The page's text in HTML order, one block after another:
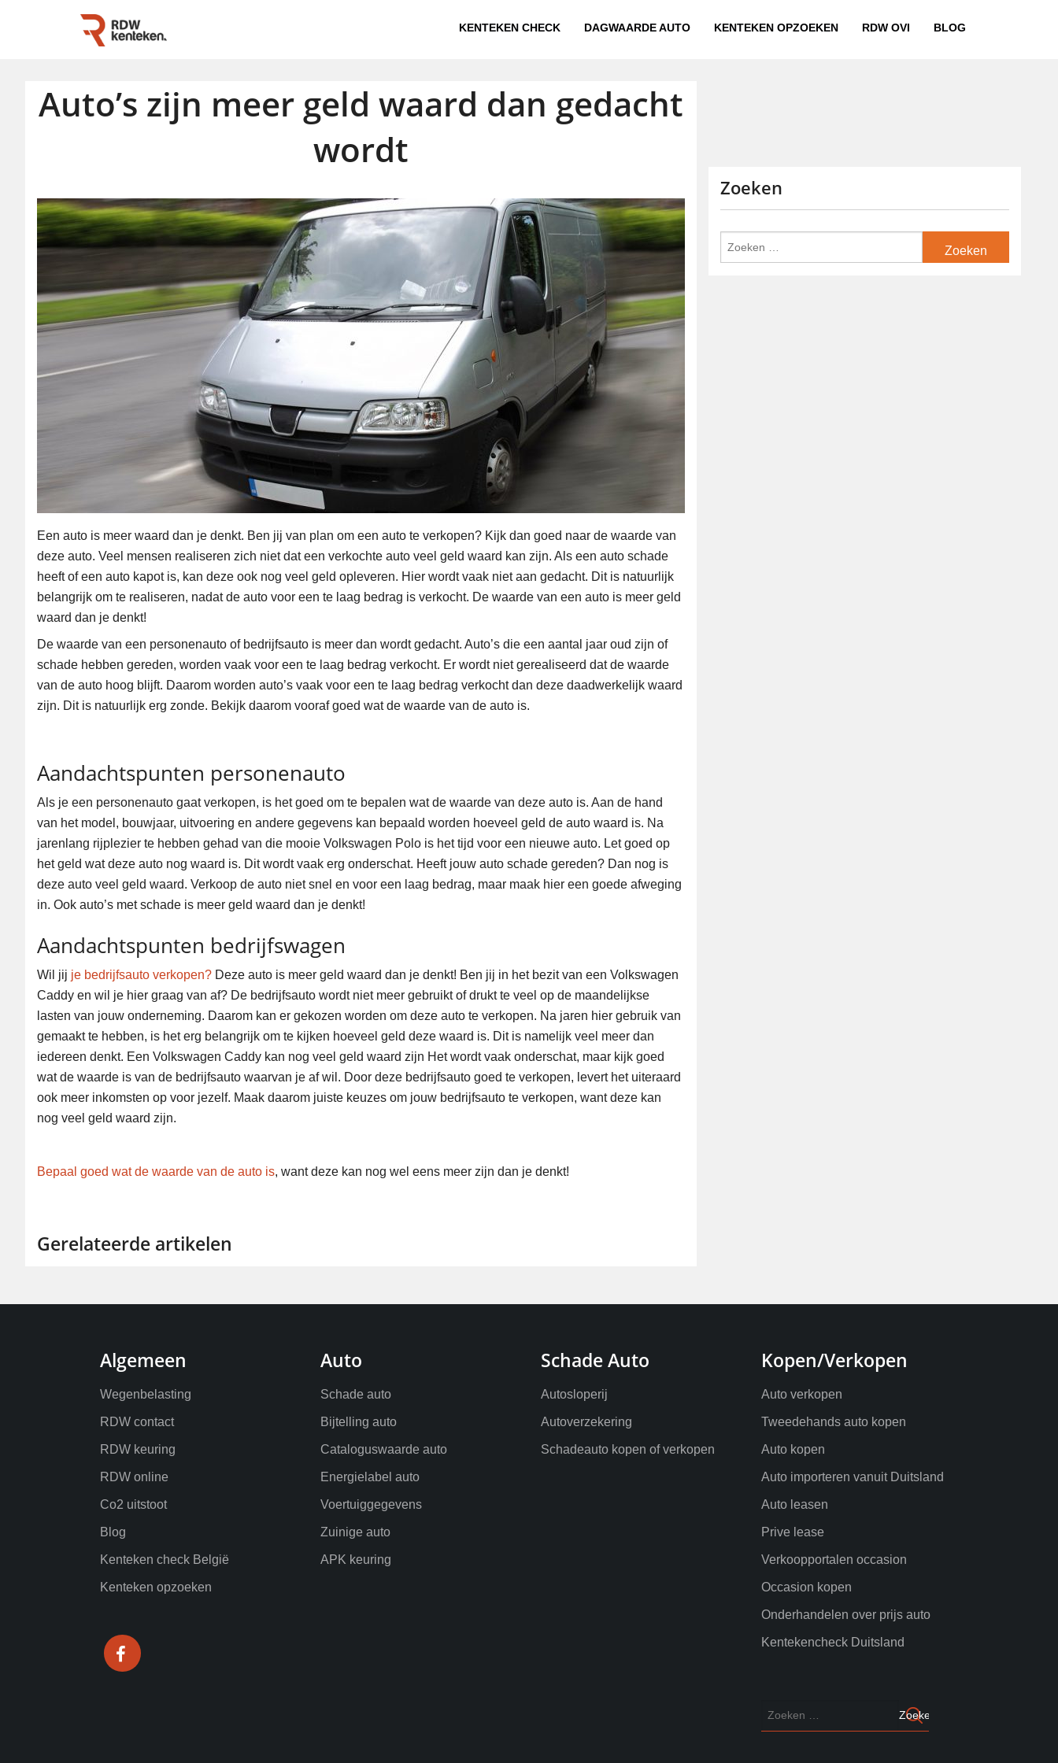
KENTEKEN CHECK DAGWAARDE AUTO KENTEKEN OPZOEKEN RDW OVI BLOG
Auto’s zijn meer geld waard dan gedacht
wordt
Een auto is meer waard dan je denkt. Ben jij van plan om een auto te verkopen? Kijk dan goed naar de waarde van
deze auto. Veel mensen realiseren zich niet dat een verkochte auto veel geld waard kan zijn. Als een auto schade
heeft of een auto kapot is, kan deze ook nog veel geld opleveren. Hier wordt vaak niet aan gedacht. Dit is natuurlijk
belangrijk om te realiseren, nadat de auto voor een te laag bedrag is verkocht. De waarde van een auto is meer geld
waard dan je denkt!
De waarde van een personenauto of bedrijfsauto is meer dan wordt gedacht. Auto’s die een aantal jaar oud zijn of
schade hebben gereden, worden vaak voor een te laag bedrag verkocht. Er wordt niet gerealiseerd dat de waarde
van de auto hoog blijft. Daarom worden auto’s vaak voor een te laag bedrag verkocht dan deze daadwerkelijk waard
zijn. Dit is natuurlijk erg zonde. Bekijk daarom vooraf goed wat de waarde van de auto is.
Aandachtspunten personenauto
Als je een personenauto gaat verkopen, is het goed om te bepalen wat de waarde van deze auto is. Aan de hand
van het model, bouwjaar, uitvoering en andere gegevens kan bepaald worden hoeveel geld de auto waard is. Na
jarenlang rijplezier te hebben gehad van die mooie Volkswagen Polo is het tijd voor een nieuwe auto. Let goed op
het geld wat deze auto nog waard is. Dit wordt vaak erg onderschat. Heeft jouw auto schade gereden? Dan nog is
deze auto veel geld waard. Verkoop de auto niet snel en voor een laag bedrag, maar maak hier een goede afweging
in. Ook auto’s met schade is meer geld waard dan je denkt!
Aandachtspunten bedrijfswagen
Wil jij je bedrijfsauto verkopen? Deze auto is meer geld waard dan je denkt! Ben jij in het bezit van een Volkswagen
Caddy en wil je hier graag van af? De bedrijfsauto wordt niet meer gebruikt of drukt te veel op de maandelijkse
lasten van jouw onderneming. Daarom kan er gekozen worden om deze auto te verkopen. Na jaren hier gebruik van
gemaakt te hebben, is het erg belangrijk om te kijken hoeveel geld deze waard is. Dit is namelijk veel meer dan
iedereen denkt. Een Volkswagen Caddy kan nog veel geld waard zijn Het wordt vaak onderschat, maar kijk goed
wat de waarde is van de bedrijfsauto waarvan je af wil. Door deze bedrijfsauto goed te verkopen, levert het uiteraard
ook meer inkomsten op voor jezelf. Maak daarom juiste keuzes om jouw bedrijfsauto te verkopen, want deze kan
nog veel geld waard zijn.
Bepaal goed wat de waarde van de auto is, want deze kan nog wel eens meer zijn dan je denkt!
Gerelateerde artikelen
Zoeken
Algemeen
Wegenbelasting
RDW contact
RDW keuring
RDW online
Co2 uitstoot
Blog
Kenteken check België
Kenteken opzoeken
Auto
Schade auto
Bijtelling auto
Cataloguswaarde auto
Energielabel auto
Voertuiggegevens
Zuinige auto
APK keuring
Schade Auto
Autosloperij
Autoverzekering
Schadeauto kopen of verkopen
Kopen/Verkopen
Auto verkopen
Tweedehands auto kopen
Auto kopen
Auto importeren vanuit Duitsland
Auto leasen
Prive lease
Verkoopportalen occasion
Occasion kopen
Onderhandelen over prijs auto
Kentekencheck Duitsland